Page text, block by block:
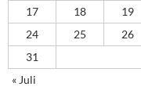
17
18 19
24
25 26
31
« Juli